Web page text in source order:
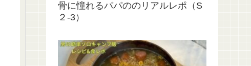
骨に憧れるパパののリアルレポ（S
２‐3）